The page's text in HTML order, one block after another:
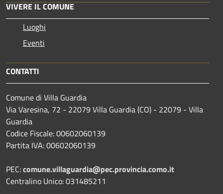
VIVERE IL COMUNE
Luoghi
Eventi
CONTATTI
Comune di Villa Guardia
Via Varesina, 72 - 22079 Villa Guardia (CO) - 22079 - Villa
Guardia
Codice Fiscale: 00602060139
Partita IVA: 00602060139
PEC:comune.villaguardia@pec.provincia.como.it
Centralino Unico: 031485211